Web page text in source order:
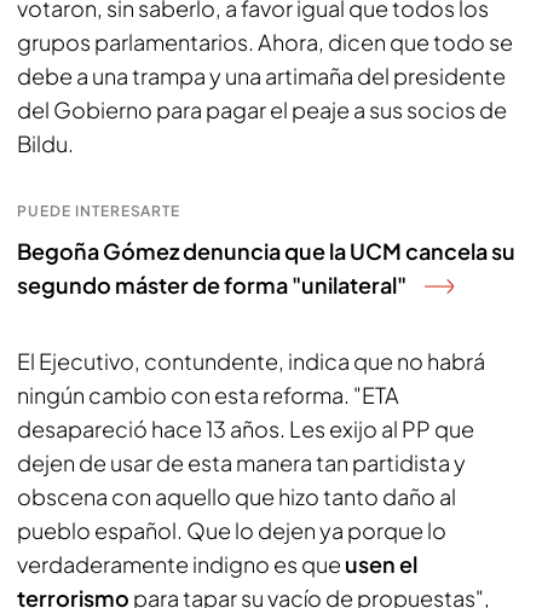
votaron, sin saberlo, a favor igual que todos los
grupos parlamentarios. Ahora, dicen que todo se
debe a una trampa y una artimaña del presidente
del Gobierno para pagar el peaje a sus socios de
Bildu.
PUEDE INTERESARTE
Begoña Gómez denuncia que la UCM cancela su
segundo máster de forma "unilateral"
El Ejecutivo, contundente, indica que no habrá
ningún cambio con esta reforma. "ETA
desapareció hace 13 años. Les exijo al PP que
dejen de usar de esta manera tan partidista y
obscena con aquello que hizo tanto daño al
pueblo español. Que lo dejen ya porque lo
verdaderamente indigno es que usen el
terrorismo para tapar su vacío de propuestas",